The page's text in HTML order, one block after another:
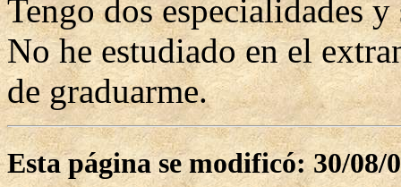
Tengo dos especialidades
No he estudiado en el
de graduarme.
Esta página se modificó: 30/08/